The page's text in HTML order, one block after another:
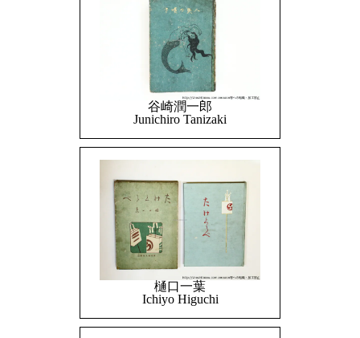
谷崎潤一郎
Junichiro Tanizaki
樋口一葉
Ichiyo Higuchi